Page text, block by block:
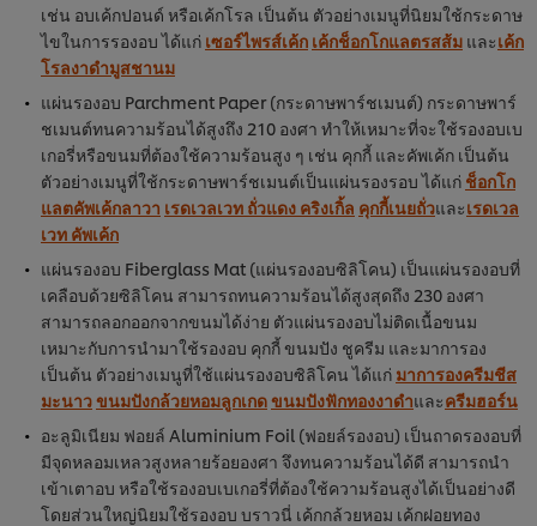
เช่น อบเค้กปอนด์ หรือเค้กโรล เป็นต้น ตัวอย่างเมนูที่นิยมใช้กระดาษ
ไขในการรองอบ ได้แก่ เซอร์ไพรส์เค้ก เค้กช็อกโกแลตรสส้ม และเค้ก
โรลงาดำมูสชานม
แผ่นรองอบ Parchment Paper (กระดาษพาร์ชเมนต์) กระดาษพาร์
ชเมนต์ทนความร้อนได้สูงถึง 210 องศา ทำให้เหมาะที่จะใช้รองอบเบ
เกอรี่หรือขนมที่ต้องใช้ความร้อนสูง ๆ เช่น คุกกี้ และคัพเค้ก เป็นต้น
ตัวอย่างเมนูที่ใช้กระดาษพาร์ชเมนต์เป็นแผ่นรองรอบ ได้แก่ ช็อกโก
แลตคัพเค้กลาวา เรดเวลเวท ถั่วแดง คริงเกิ้ล คุกกี้เนยถั่วและเรดเวล
เวท คัพเค้ก
แผ่นรองอบ Fiberglass Mat (แผ่นรองอบซิลิโคน) เป็นแผ่นรองอบที่
เคลือบด้วยซิลิโคน สามารถทนความร้อนได้สูงสุดถึง 230 องศา
สามารถลอกออกจากขนมได้ง่าย ตัวแผ่นรองอบไม่ติดเนื้อขนม
เหมาะกับการนำมาใช้รองอบ คุกกี้ ขนมปัง ชูครีม และมาการอง
เป็นต้น ตัวอย่างเมนูที่ใช้แผ่นรองอบซิลิโคน ได้แก่ มาการองครีมชีส
มะนาวขนมปังกล้วยหอมลูกเกดขนมปังฟักทองงาดำและครีมฮอร์น
อะลูมิเนียม ฟอยล์ Aluminium Foil (ฟอยล์รองอบ) เป็นถาดรองอบที่
มีจุดหลอมเหลวสูงหลายร้อยองศา จึงทนความร้อนได้ดี สามารถนำ
เข้าเตาอบ หรือใช้รองอบเบเกอรี่ที่ต้องใช้ความร้อนสูงได้เป็นอย่างดี
โดยส่วนใหญ่นิยมใช้รองอบ บราวนี่ เค้กกล้วยหอม เค้กฝอยทอง